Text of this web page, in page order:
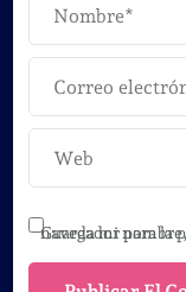
Guarda mi nombre, correo electrónico y